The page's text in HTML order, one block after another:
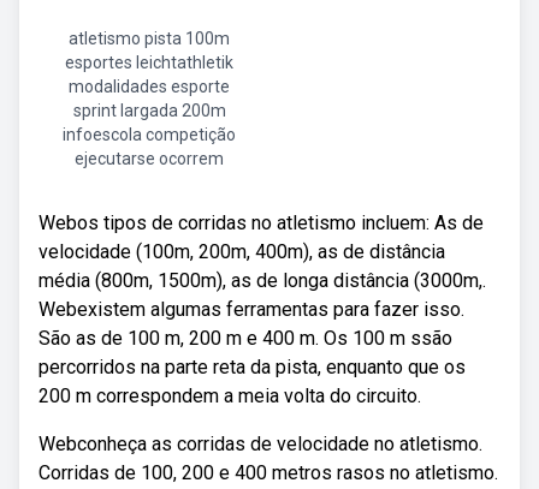
atletismo pista 100m
esportes leichtathletik
modalidades esporte
sprint largada 200m
infoescola competição
ejecutarse ocorrem
Webos tipos de corridas no atletismo incluem: As de
velocidade (100m, 200m, 400m), as de distância
média (800m, 1500m), as de longa distância (3000m,.
Webexistem algumas ferramentas para fazer isso.
São as de 100 m, 200 m e 400 m. Os 100 m ssão
percorridos na parte reta da pista, enquanto que os
200 m correspondem a meia volta do circuito.
Webconheça as corridas de velocidade no atletismo.
Corridas de 100, 200 e 400 metros rasos no atletismo.